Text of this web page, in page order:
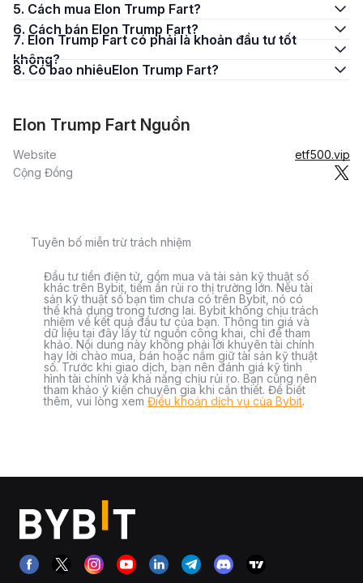
5. Cách mua Elon Trump Fart?
6. Cách bán Elon Trump Fart?
7. Elon Trump Fart có phải là khoản đầu tư tốt
không?
8. Có bao nhiêuElon Trump Fart?
Elon Trump Fart Nguồn
Website
etf500.vip
Cộng Đồng
Tuyên bố miễn trừ trách nhiệm
Đầu tư tiền điện tử, gồm mua và tài sản kỹ thuật số
khác trên Bybit, tiềm ẩn rủi ro thị trường lớn. Nếu tài
sản kỹ thuật số bạn tìm chưa có trên Bybit, nó có
thể khả dụng trong tương lai. Bybit không chịu trách
nhiệm về kết quả đầu tư của bạn. Thông tin giá và
dữ liệu tại đây lấy từ nguồn công khai, chỉ để tham
khảo. Nội dung này không phải lời khuyên tài chính
hay lời chào mua, bán hoặc nắm giữ tài sản kỹ thuật
số. Trước khi giao dịch, bạn nên đánh giá kỹ tình
hình tài chính và khả năng chịu rủi ro. Bạn cũng nên
tham khảo ý kiến chuyên gia khi cần thiết. Để biết
thêm, vui lòng xem Điều khoản dịch vụ của Bybit.